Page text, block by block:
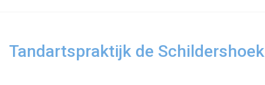
Tandartspraktijk de Schildershoek